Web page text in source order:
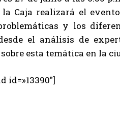
Caja realizará el evento
y los
el análisis de
esta temática en la
id=»13390″]